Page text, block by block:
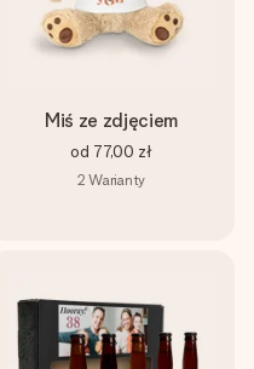
Miś ze zdjęciem
od 77,00 zł
2 Warianty